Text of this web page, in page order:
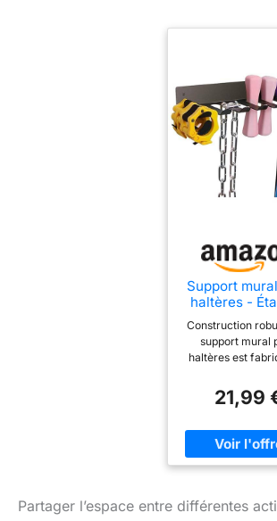
Support
haltères -
de
fitness
crochets -
Construction
support mural
haltères est
supérieure
revêtement en
augmente la
aux rayures et
corrosion et
et fermement
21,99
Partager l’espace entre différentes